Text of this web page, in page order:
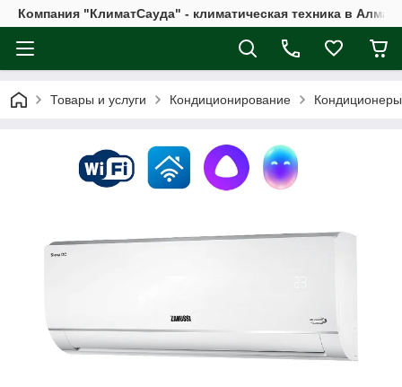
Компания "КлиматСауда" - климатическая техника в
Товары и услуги Кондиционирование